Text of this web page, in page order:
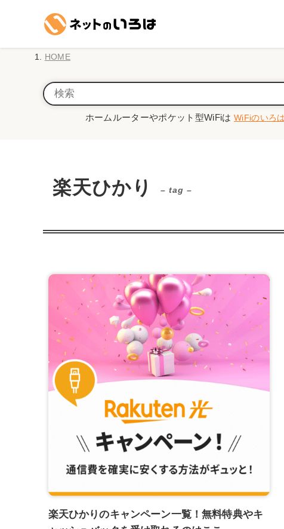
HOME
ホームルーターやポケット型WiFiは WiFiのいろは
楽天ひかり – tag –
楽天ひかりのキャンペーン一覧！無料特典やキ